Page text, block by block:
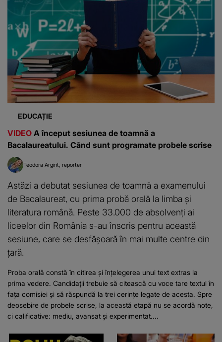
EDUCAȚIE
VIDEO A început sesiunea de toamnă a
Bacalaureatului. Când sunt programate probele scrise
Teodora Argint reporter
Astăzi a debutat sesiunea de toamnă a examenului
de Bacalaureat, cu prima probă orală la limba și
literatura română. Peste 33.000 de absolvenți ai
liceelor din România s-au înscris pentru această
sesiune, care se desfășoară în mai multe centre din
țară.
Proba orală constă în citirea și înțelegerea unui text extras la
prima vedere. Candidații trebuie să citească cu voce tare textul în
fața comisiei și să răspundă la trei cerințe legate de acesta. Spre
deosebire de probele scrise, la această etapă nu se acordă note,
ci calificative: mediu, avansat și experimentat....